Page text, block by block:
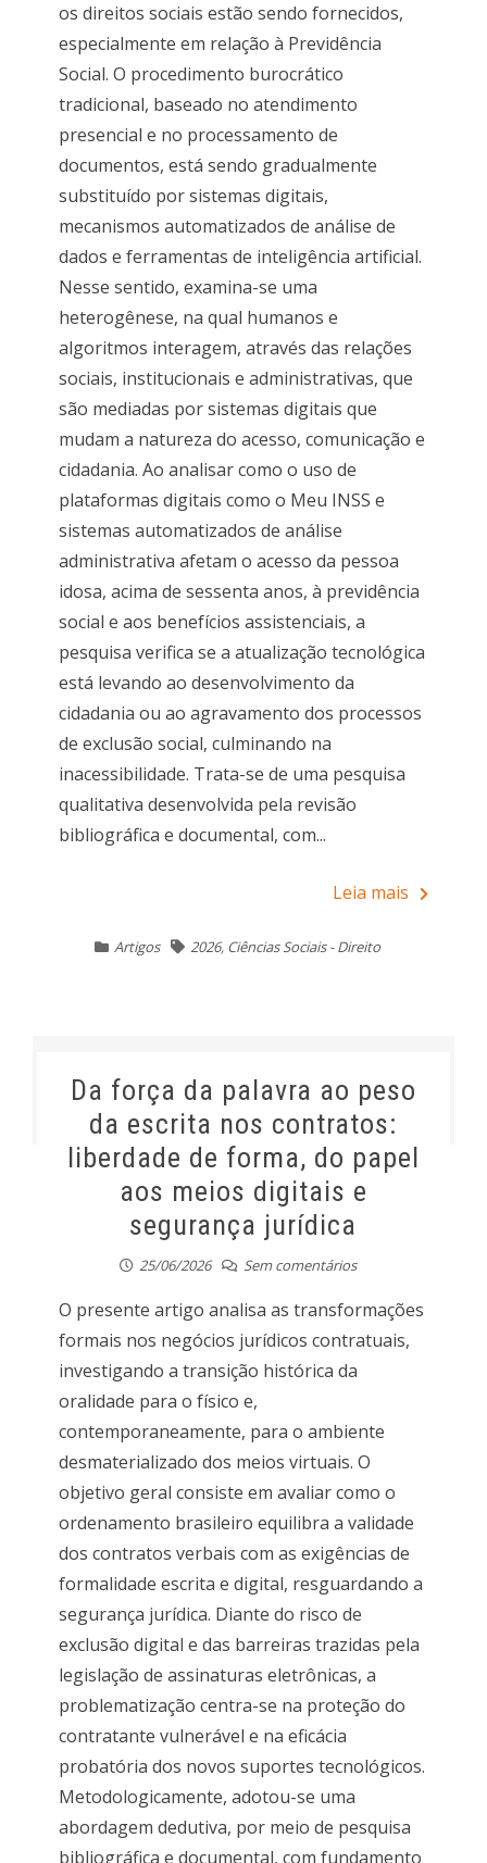
os direitos sociais estão sendo fornecidos,
especialmente em relação à Previdência
Social. O procedimento burocrático
tradicional, baseado no atendimento
presencial e no processamento de
documentos, está sendo gradualmente
substituído por sistemas digitais,
mecanismos automatizados de análise de
dados e ferramentas de inteligência artificial.
Nesse sentido, examina-se uma
heterogênese, na qual humanos e
algoritmos interagem, através das relações
sociais, institucionais e administrativas, que
são mediadas por sistemas digitais que
mudam a natureza do acesso, comunicação e
cidadania. Ao analisar como o uso de
plataformas digitais como o Meu INSS e
sistemas automatizados de análise
administrativa afetam o acesso da pessoa
idosa, acima de sessenta anos, à previdência
social e aos benefícios assistenciais, a
pesquisa verifica se a atualização tecnológica
está levando ao desenvolvimento da
cidadania ou ao agravamento dos processos
de exclusão social, culminando na
inacessibilidade. Trata-se de uma pesquisa
qualitativa desenvolvida pela revisão
bibliográfica e documental, com...
Leia mais
Artigos 2026, Ciências Sociais - Direito
Da força da palavra ao peso
da escrita nos contratos:
liberdade de forma, do papel
aos meios digitais e
segurança jurídica
25/06/2026 Sem comentários
O presente artigo analisa as transformações
formais nos negócios jurídicos contratuais,
investigando a transição histórica da
oralidade para o físico e,
contemporaneamente, para o ambiente
desmaterializado dos meios virtuais. O
objetivo geral consiste em avaliar como o
ordenamento brasileiro equilibra a validade
dos contratos verbais com as exigências de
formalidade escrita e digital, resguardando a
segurança jurídica. Diante do risco de
exclusão digital e das barreiras trazidas pela
legislação de assinaturas eletrônicas, a
problematização centra-se na proteção do
contratante vulnerável e na eficácia
probatória dos novos suportes tecnológicos.
Metodologicamente, adotou-se uma
abordagem dedutiva, por meio de pesquisa
bibliográfica e documental, com fundamento